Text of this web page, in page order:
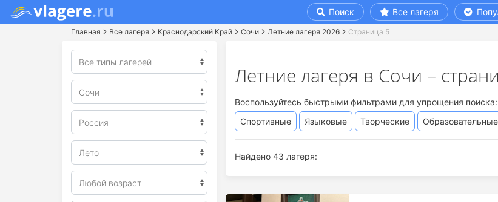
Поиск Все лагеря
Главная Все лагеря Краснодарский Край Сочи Летние лагеря 2026 Страница 5
Летние лагеря в Сочи –
Воспользуйтесь быстрыми фильтрами для упрощения поиска:
Спортивные
Языковые Творческие Образовательные
Найдено 43 лагеря: